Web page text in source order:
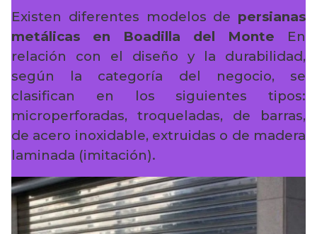
Existen diferentes modelos de persianas
metálicas en Boadilla del Monte En
relación con el diseño y la durabilidad,
según la categoría del negocio, se
clasifican en los siguientes tipos:
microperforadas, troqueladas, de barras,
de acero inoxidable, extruidas o de madera
laminada (imitación).